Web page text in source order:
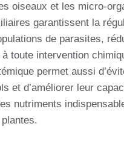
oiseaux et les micro-
garantissent la
de parasites,
toute intervention
permet aussi
et d’améliorer leur
nutriments